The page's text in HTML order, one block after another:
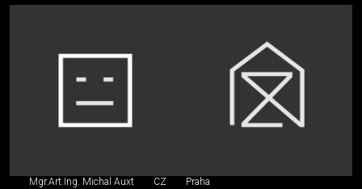
Mgr.Art.Ing. Michal Auxt CZ Praha